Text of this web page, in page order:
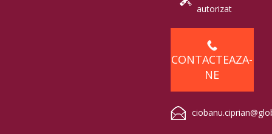
autorizat
CONTACTEAZA-
NE